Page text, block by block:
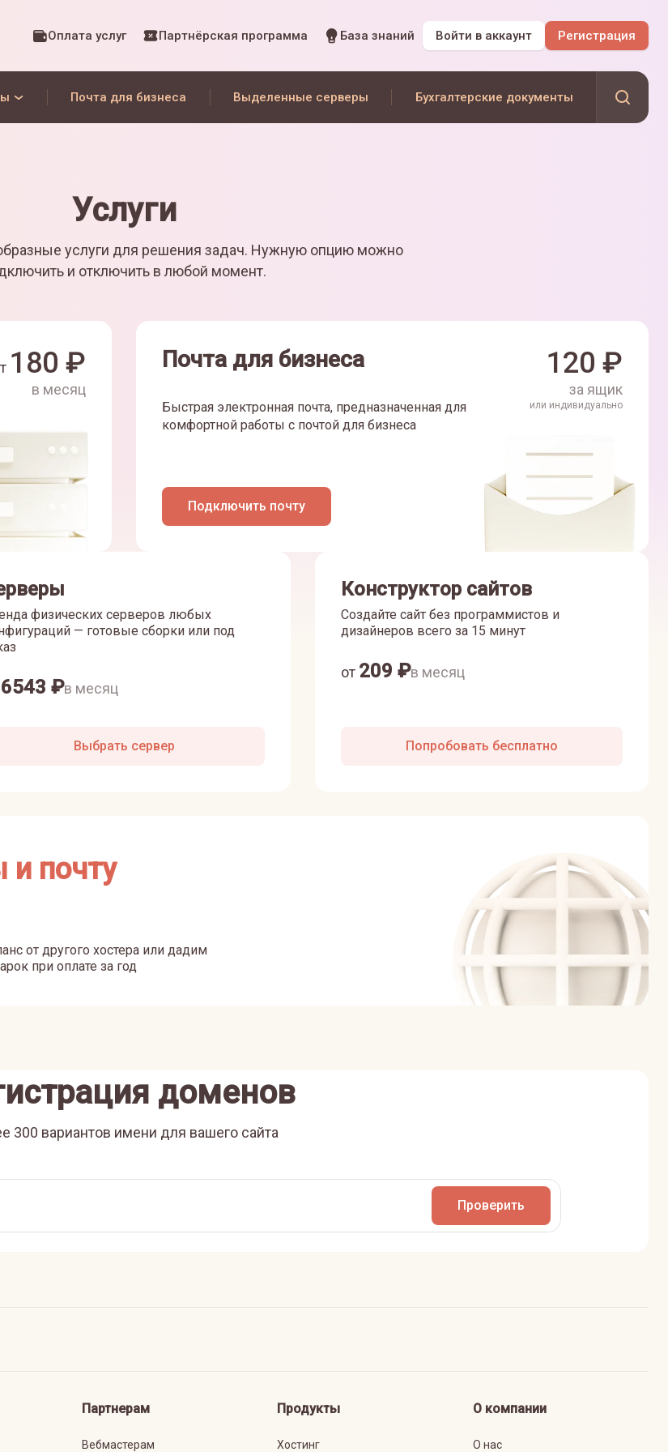
Оплата услуг Партнёрская программа База знаний Войти в аккаунт Регистрация
Почта для бизнеса Выделенные серверы Бухгалтерские документы
Услуги
услуги для решения задач. Нужную опцию можно
и отключить в любой момент.
180 ₽
в месяц
Почта для бизнеса
Быстрая электронная почта, предназначенная для
комфортной работы с почтой для бизнеса
Подключить почту
120 ₽
за ящик
или индивидуально
физических серверов любых
— готовые сборки или под
6543 ₽в месяц
Выбрать сервер
Конструктор сайтов
Создайте сайт без программистов и
дизайнеров всего за 15 минут
от 209 ₽в месяц
Попробовать бесплатно
почту
от другого хостера или дадим
при оплате за год
доменов
300 вариантов имени для вашего сайта
Проверить
Партнерам
Вебмастерам
Продукты
Хостинг
О компании
О нас